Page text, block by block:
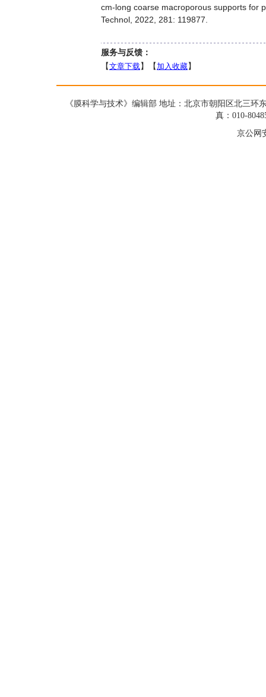
cm-long coarse macroporous supports for
Technol, 2022, 281: 119877.
服务与反馈：
【文章下载】【 加入收藏】
《膜科学与技术》编辑部 地址：北京市朝阳区北三环
真：010-
京公网